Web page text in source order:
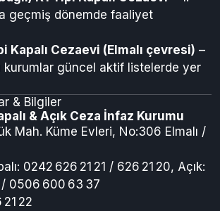
geçmiş dönemde faaliyet
Kapalı Cezaevi (Elmalı çevresi) –
kurumlar güncel aktif listelerde yer
& Bilgiler
& Açık Ceza İnfaz Kurumu
Mah. Küme Evleri, No:306 Elmalı /
0242 626 21 21 / 626 21 20, Açık:
/ 0506 600 63 37
22